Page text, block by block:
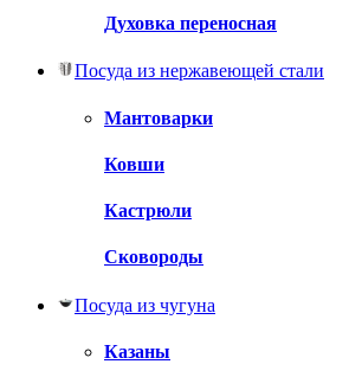
Духовка переносная
Посуда из нержавеющей стали
Мантоварки
Ковши
Кастрюли
Сковороды
Посуда из чугуна
Казаны